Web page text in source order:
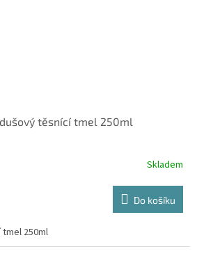
těsnící tmel 250ml
Skladem
Do košíku
250ml